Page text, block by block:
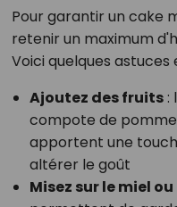
Pour garantir un cake
retenir un maximum
Voici quelques astuces
Ajoutez des fruits:
compote de
apportent une
altérer le goût
Misez sur le miel